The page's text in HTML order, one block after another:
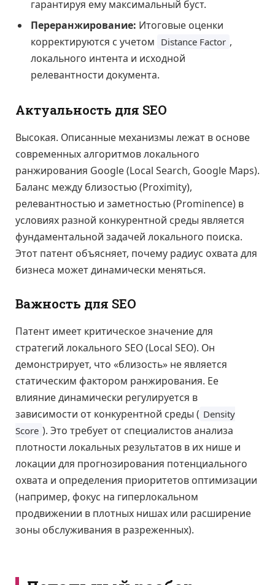
гарантируя ему максимальный буст.
Переранжирование: Итоговые оценки
корректируются с учетом Distance Factor ,
локального интента и исходной
релевантности документа.
Актуальность для SEO
Высокая. Описанные механизмы лежат в основе
современных алгоритмов локального
ранжирования Google (Local Search, Google Maps).
Баланс между близостью (Proximity),
релевантностью и заметностью (Prominence) в
условиях разной конкурентной среды является
фундаментальной задачей локального поиска.
Этот патент объясняет, почему радиус охвата для
бизнеса может динамически меняться.
Важность для SEO
Патент имеет критическое значение для
стратегий локального SEO (Local SEO). Он
демонстрирует, что «близость» не является
статическим фактором ранжирования. Ее
влияние динамически регулируется в
зависимости от конкурентной среды ( Density
Score ). Это требует от специалистов анализа
плотности локальных результатов в их нише и
локации для прогнозирования потенциального
охвата и определения приоритетов оптимизации
(например, фокус на гиперлокальном
продвижении в плотных нишах или расширение
зоны обслуживания в разреженных).